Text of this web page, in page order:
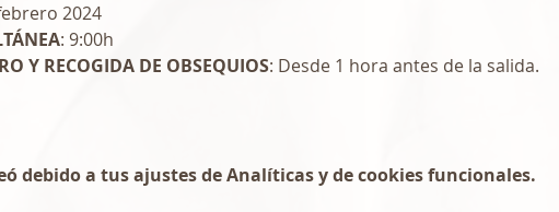
2024
: 9:00h
Y RECOGIDA DE OBSEQUIOS: Desde 1 hora antes de la salida.
debido a tus ajustes de Analíticas y de cookies funcionales.